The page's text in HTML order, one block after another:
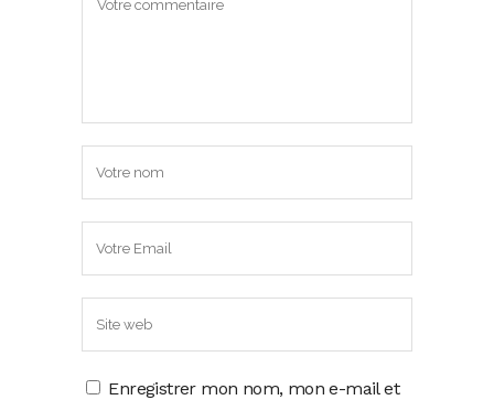
Enregistrer mon nom, mon e-mail et